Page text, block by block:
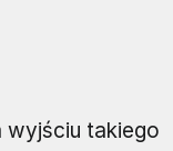
wyjściu takiego